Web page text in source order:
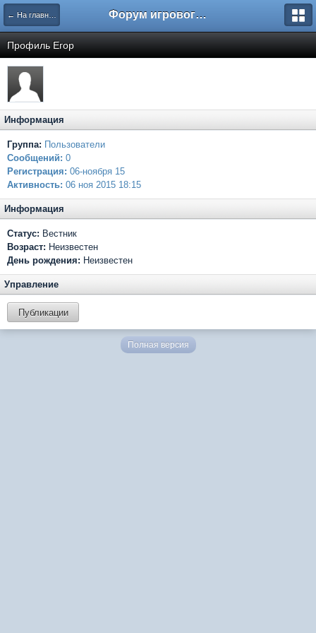
← На главную Форум игрового проекта Riverrise
Профиль Егор
Информация
Группа: Пользователи
Сообщений: 0
Регистрация: 06-ноября 15
Активность: 06 ноя 2015 18:15
Информация
Статус: Вестник
Возраст: Неизвестен
День рождения: Неизвестен
Управление
Публикации
Полная версия